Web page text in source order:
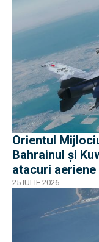
Orientul
Bahrainul și
atacuri
25 IULIE 2026